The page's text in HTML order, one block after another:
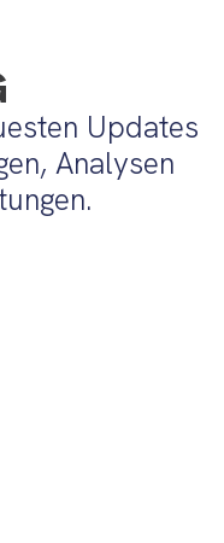
Updates
Analysen